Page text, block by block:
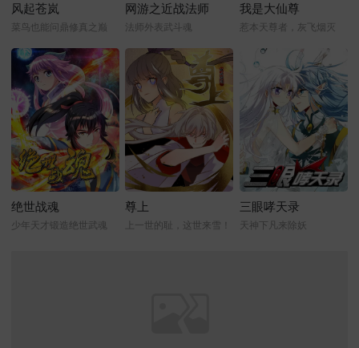
风起苍岚
菜鸟也能问鼎修真之巅
网游之近战法师
法师外表武斗魂
我是大仙尊
惹本天尊者，灰飞烟灭
绝世战魂
少年天才锻造绝世武魂
尊上
上一世的耻，这世来雪！
三眼哮天录
天神下凡来除妖